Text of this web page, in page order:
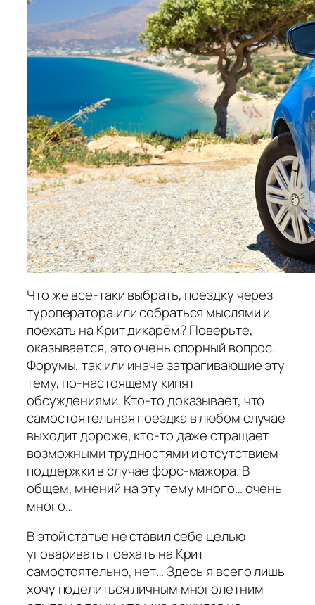
Что же все-таки выбрать, поездку через
туроператора или собраться мыслями и
поехать на Крит дикарём? Поверьте,
оказывается, это очень спорный вопрос.
Форумы, так или иначе затрагивающие эту
тему, по-настоящему кипят
обсуждениями. Кто-то доказывает, что
самостоятельная поездка в любом случае
выходит дороже, кто-то даже стращает
возможными трудностями и отсутствием
поддержки в случае форс-мажора. В
общем, мнений на эту тему много… очень
много…
В этой статье не ставил себе целью
уговаривать поехать на Крит
самостоятельно, нет… Здесь я всего лишь
хочу поделиться личным многолетним